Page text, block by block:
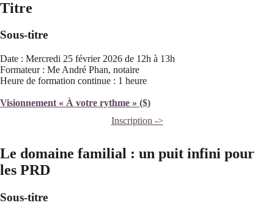
Titre
Sous-titre
Date : Mercredi 25 février 2026 de 12h à 13h
Formateur : Me André Phan, notaire
Heure de formation continue : 1 heure
Visionnement « À votre rythme » ($)
Inscription ->
Le domaine familial : un puit infini pour
les PRD
Sous-titre